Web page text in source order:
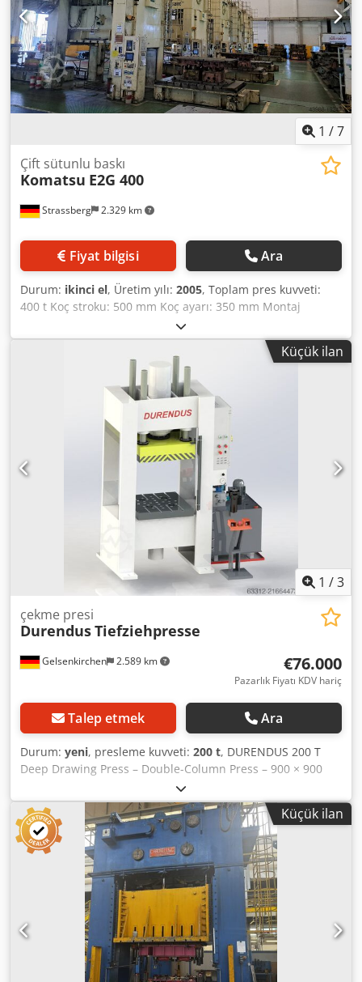
1 /7
Strassberg 2.329 km
Çift sütunlu baskı
Komatsu E2G 400
Fiyat bilgisi Ara
Durum: ikinci el, Üretim yılı: 2005, Toplam pres kuvveti:
400 t Koç stroku: 500 mm Koç ayarı: 350 mm Montaj
yüksekliği: 1250 mm Tabla bağlama alanı yaklaşık: 2500 x
1500 mm Koç bağlama alanı yaklaşık: 2500 x 1500 mm
Dakikadaki strok sayısı: 15 - 30 min-1 Koç üzerindeki
maksimum kalıp ağırlığı: 4000 kg Güç ihtiyacı: 70 kW Zemin
üzerindeki yükseklik yaklaşık: 8000 mm Makine ağırlığı
yaklaşık: 150 t Dsdpfx Aswnpaveaveck Standart donanım
Çekme yastığı silindiri olmadan
Küçük ilan
1 /3
Gelsenkirchen 2.589 km
çekme presi
DurendusTiefziehpresse
€76.000
Pazarlık Fiyatı KDV hariç
Talep etmek Ara
Durum: yeni, presleme kuvveti: 200 t, DURENDUS 200 T
Deep Drawing Press – Double-Column Press – 900 × 900
mm Table, 80 T Drawing Cushion The machine shown here
was already manufactured and delivered as a custom
order for a client. We can produce this machine for you
again on short notice – gladly taking into account your
individual options and requirements. This is a hydraulic
deep drawing press with integrated drawing cushion
functionality, suitable for forming processes, drawing
operations, and precise sheet metal processing. Base
price: €76,000 net Options (on request): The listed options
are based on realized customer projects and allow for
targeted adaptation of the machine to each specific
application. The basic machine is supplied in a functional
Küçük ilan